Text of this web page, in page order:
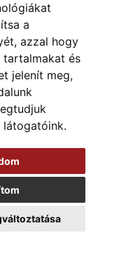
a
azzal hogy
és
jelenít meg,
látogatóink.
Feltételek